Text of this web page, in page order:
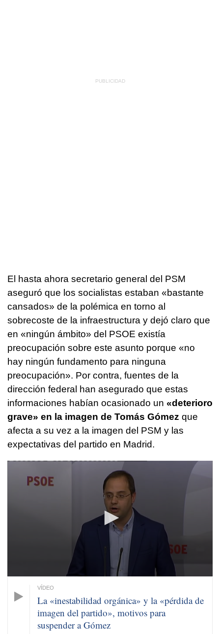
El hasta ahora secretario general del PSM
aseguró que los socialistas estaban «bastante
cansados» de la polémica en torno al
sobrecoste de la infraestructura y dejó claro que
en «ningún ámbito» del PSOE existía
preocupación sobre este asunto porque «no
hay ningún fundamento para ninguna
preocupación». Por contra, fuentes de la
dirección federal han asegurado que estas
informaciones habían ocasionado un «deterioro
grave» en la imagen de Tomás Gómez que
afecta a su vez a la imagen del PSM y las
expectativas del partido en Madrid.
0
La «inestabilidad orgánica» y la «pérdida de
imagen del partido», motivos para
suspender a Gómez